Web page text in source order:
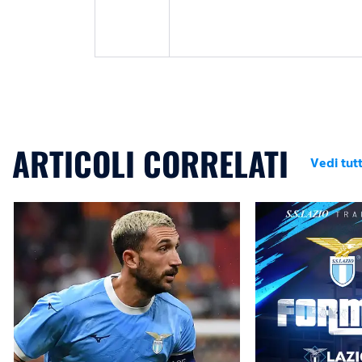
ARTICOLI CORRELATI Vedi